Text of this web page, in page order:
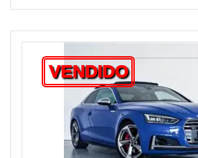
VENDIDO